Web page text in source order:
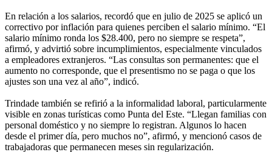
En relación a los salarios, recordó que en julio de 2025 se aplicó un
correctivo por inflación para quienes perciben el salario mínimo. “El
salario mínimo ronda los $28.400, pero no siempre se respeta”,
afirmó, y advirtió sobre incumplimientos, especialmente vinculados
a empleadores extranjeros. “Las consultas son permanentes: que el
aumento no corresponde, que el presentismo no se paga o que los
ajustes son una vez al año”, indicó.
Trindade también se refirió a la informalidad laboral, particularmente
visible en zonas turísticas como Punta del Este. “Llegan familias con
personal doméstico y no siempre lo registran. Algunos lo hacen
desde el primer día, pero muchos no”, afirmó, y mencionó casos de
trabajadoras que permanecen meses sin regularización.